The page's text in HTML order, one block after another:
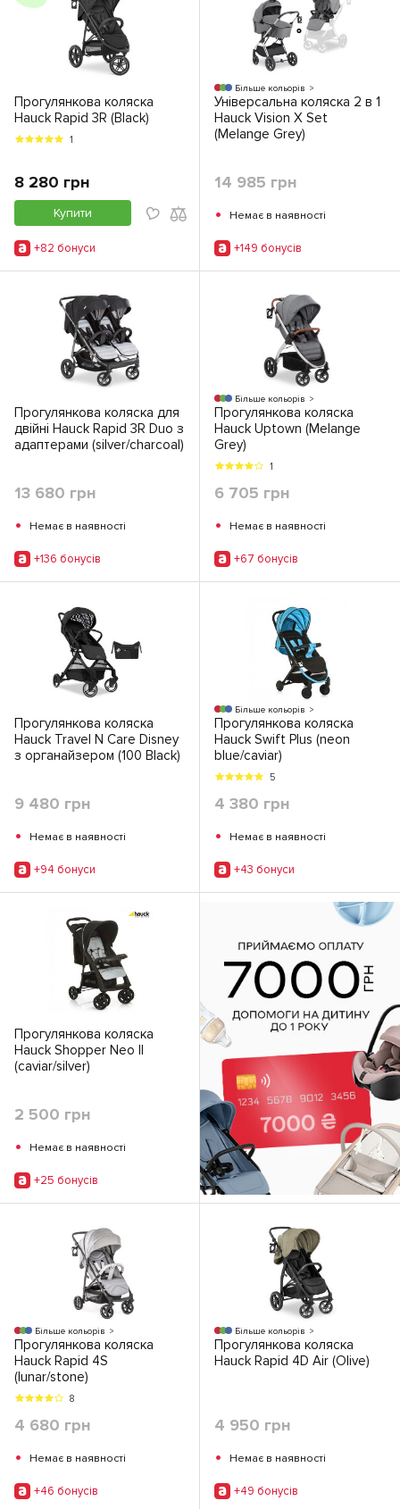
Прогулянкова коляска
Hauck Rapid 3R (Black)
1
8 280 грн
Купити
+82 бонуси
Більше кольорів
Універсальна коляска 2 в 1
Hauck Vision X Set
(Melange Grey)
14 985 грн
• Немає в наявності
+149 бонусiв
Прогулянкова коляска для
двійні Hauck Rapid 3R Duo з
адаптерами (silver/charcoal)
13 680 грн
• Немає в наявності
+136 бонусiв
Більше кольорів
Прогулянкова коляска
Hauck Uptown (Melange
Grey)
1
6 705 грн
• Немає в наявності
+67 бонусiв
Прогулянкова коляска
Hauck Travel N Care Disney
з органайзером (100 Black)
9 480 грн
• Немає в наявності
+94 бонуси
Більше кольорів
Прогулянкова коляска
Hauck Swift Plus (neon
blue/caviar)
5
4 380 грн
• Немає в наявності
+43 бонуси
Прогулянкова коляска
Hauck Shopper Neo II
(caviar/silver)
2 500 грн
• Немає в наявності
+25 бонусiв
Більше кольорів
Прогулянкова коляска
Hauck Rapid 4S
(lunar/stone)
8
4 680 грн
• Немає в наявності
+46 бонусiв
Більше кольорів
Прогулянкова коляска
Hauck Rapid 4D Air (Olive)
4 950 грн
• Немає в наявності
+49 бонусiв